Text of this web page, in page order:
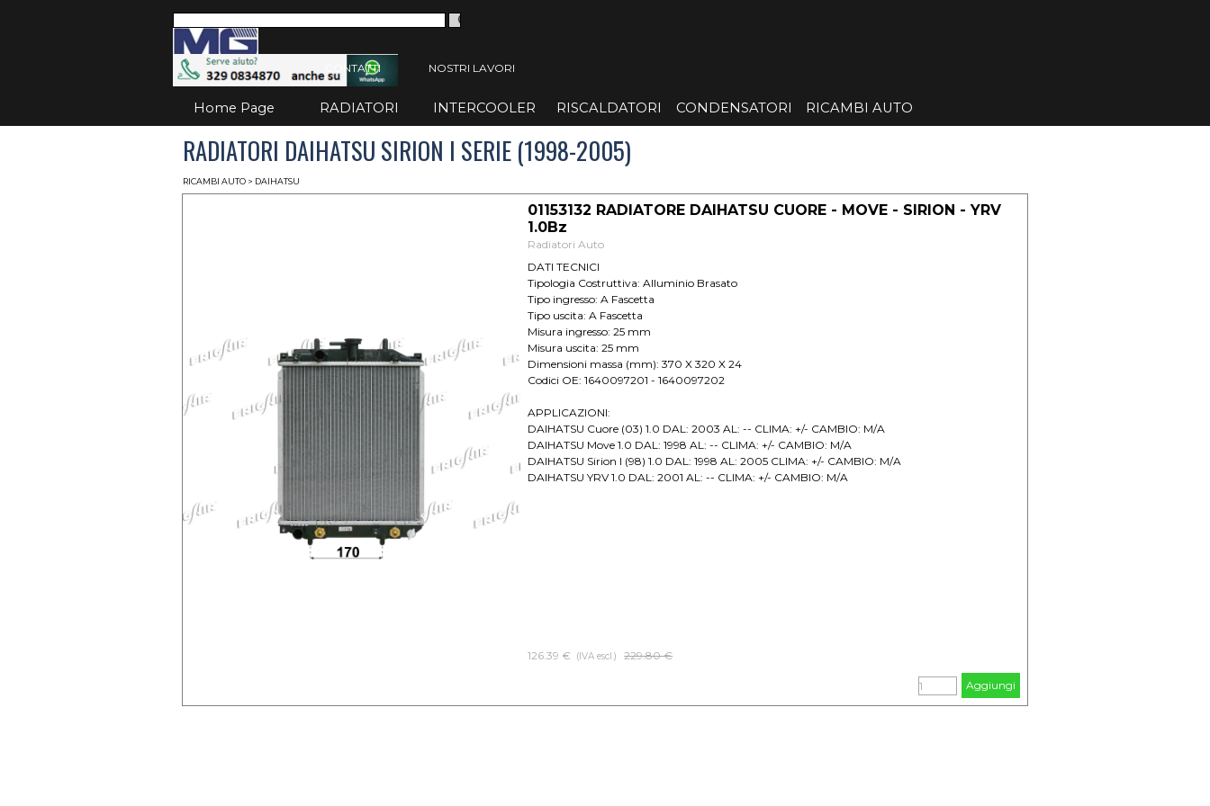
Salta menù
CONTATTI NOSTRI LAVORI
Salta menù
Home Page RADIATORI ▼
INTERCOOLER ▼
RISCALDATORI ▼
CONDENSATORI ▼
RICAMBI AUTO
RADIATORI DAIHATSU SIRION I SERIE (1998-2005)
RICAMBI AUTO > DAIHATSU
01153132 RADIATORE DAIHATSU CUORE - MOVE - SIRION - YRV
1.0Bz
Radiatori Auto
DATI TECNICI
Tipologia Costruttiva: Alluminio Brasato
Tipo ingresso: A Fascetta
Tipo uscita: A Fascetta
Misura ingresso: 25 mm
Misura uscita: 25 mm
Dimensioni massa (mm): 370 X 320 X 24
Codici OE: 1640097201 - 1640097202
APPLICAZIONI:
DAIHATSU Cuore (03) 1.0 DAL: 2003 AL: -- CLIMA: +/- CAMBIO: M/A
DAIHATSU Move 1.0 DAL: 1998 AL: -- CLIMA: +/- CAMBIO: M/A
DAIHATSU Sirion I (98) 1.0 DAL: 1998 AL: 2005 CLIMA: +/- CAMBIO: M/A
DAIHATSU YRV 1.0 DAL: 2001 AL: -- CLIMA: +/- CAMBIO: M/A
126.39 € (IVA escl.) Prezzo senza sconto
229.80 €
Aggiungi